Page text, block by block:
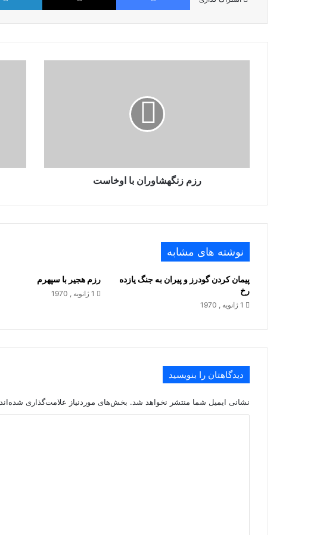
رزم زنگه‏شاوران با اوخاست
نوشته های مشابه
پیمان کردن گودرز و پیران به جنگ یازده
رخ
1 ژانویه , 1970
رزم هجیر با سپهرم
1 ژانویه , 1970
دیدگاهتان را بنویسید
نشانی ایمیل شما منتشر نخواهد شد. بخش‌های موردنیاز علامت‌گذاری شده‌اند